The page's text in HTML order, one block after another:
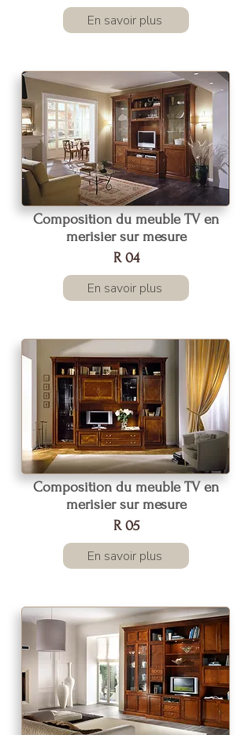
En savoir plus
Composition du meuble TV en
merisier sur mesure
R 04
En savoir plus
Composition du meuble TV en
merisier sur mesure
R 05
En savoir plus